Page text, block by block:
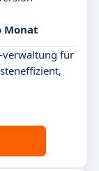
Monat
verwaltung für